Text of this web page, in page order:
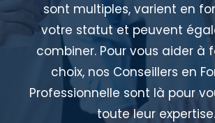
sont multiples, varient en
votre statut et peuvent
combiner. Pour vous aider à
choix, nos Conseillers en
Professionnelle sont là pour
toute leur expertise.